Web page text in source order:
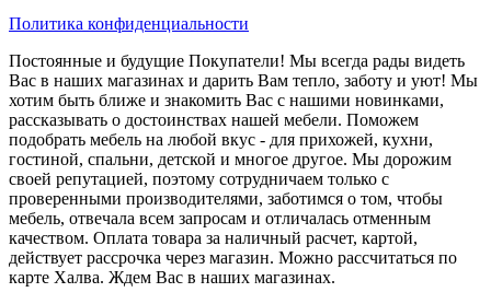
Политика конфиденциальности
Постоянные и будущие Покупатели! Мы всегда рады видеть
Вас в наших магазинах и дарить Вам тепло, заботу и уют! Мы
хотим быть ближе и знакомить Вас с нашими новинками,
рассказывать о достоинствах нашей мебели. Поможем
подобрать мебель на любой вкус - для прихожей, кухни,
гостиной, спальни, детской и многое другое. Мы дорожим
своей репутацией, поэтому сотрудничаем только с
проверенными производителями, заботимся о том, чтобы
мебель, отвечала всем запросам и отличалась отменным
качеством. Оплата товара за наличный расчет, картой,
действует рассрочка через магазин. Можно рассчитаться по
карте Халва. Ждем Вас в наших магазинах.